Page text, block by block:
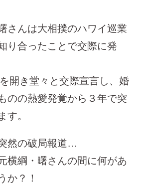
さんは大相撲のハワイ巡業
り合ったことで交際に発
開き堂々と交際宣言し、婚
のの熱愛発覚から３年で突
す。
然の破局報道…
横綱・曙さんの間に何があ
か？！